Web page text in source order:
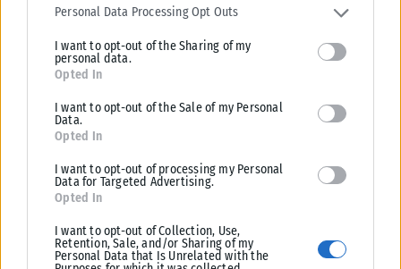
services and may gather and store information including but not
deny consent to Google and its third-party tags to use your data
for below specified purposes in below Google consent section.
Personal Data Processing Opt Outs
I want to opt-out of the Sharing of my
personal data.
Opted In
I want to opt-out of the Sale of my Personal
Data.
Opted In
I want to opt-out of processing my Personal
Data for Targeted Advertising.
Opted In
I want to opt-out of Collection, Use,
Retention, Sale, and/or Sharing of my
Personal Data that Is Unrelated with the
Κυριακή με 39άρια στη Βόρεια Ελλάδα – Επιμένει η ζέστη σε
Μακεδονία και Θράκη (Video)
Νέα άνοδος της θερμοκρασίας αναμένεται την Κυριακή 9 Αυγούστου
στη Βόρεια Ελλάδα, με τον υδράργυρο να πλησιάζει και πάλι τους...